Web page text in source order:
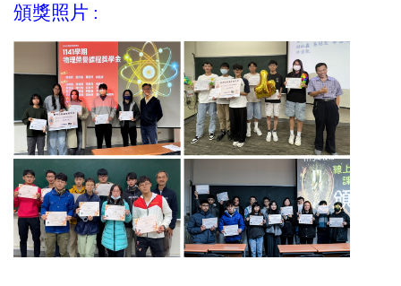
頒獎照片 :